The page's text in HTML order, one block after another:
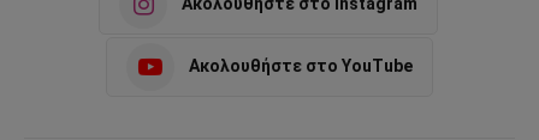
Ακολουθήστε στο Instagram
Ακολουθήστε στο YouTube